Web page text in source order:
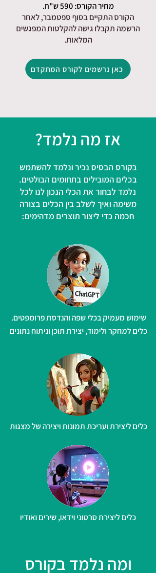
מחיר הקורס: 590 ש"ח.
הקורס התקיים בסוף ספטמבר, לאחר
הרשמה תקבלו גישה להקלטות המפגשים
המלאות.
כאן נרשמים לקורס המתקדם
אז מה נלמד?
בקורס הבסיס נכיר ונלמד להשתמש
בכלים המובילים בתחומים הבולטים.
נלמד לבחור את הכלי הנכון לנו לכל
משימה ואיך לשלב בין הכלים בצורה
חכמה כדי ליצור תוצרים מדהימים:
שימוש מעמיק בכלי שפה והנדסת פרומפטים.
כלים למחקר ולימוד, יצירת תוכן וניתוח נתונים
כלים ליצירת ועריכת תמונות ויצירה של מצגות
כלים ליצירת סרטוני וידאו, שירים ואודיו
ומה נלמד בקורס